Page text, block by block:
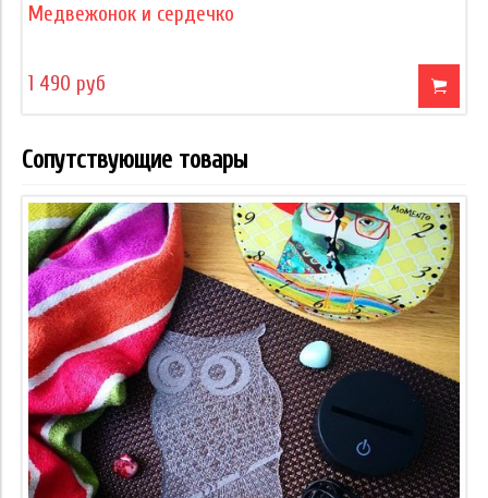
Медвежонок и сердечко
1 490 руб
Сопутствующие товары